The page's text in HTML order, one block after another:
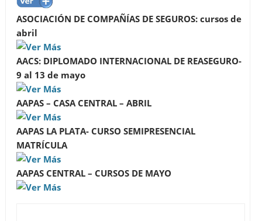
ASOCIACIÓN DE COMPAÑÍAS DE SEGUROS: cursos de
abril
AACS: DIPLOMADO INTERNACIONAL DE REASEGURO-
9 al 13 de mayo
AAPAS – CASA CENTRAL – ABRIL
AAPAS LA PLATA- CURSO SEMIPRESENCIAL
MATRÍCULA
AAPAS CENTRAL – CURSOS DE MAYO